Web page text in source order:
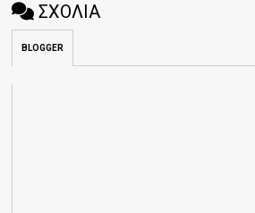
ΣΧΟΛΙΑ
BLOGGER